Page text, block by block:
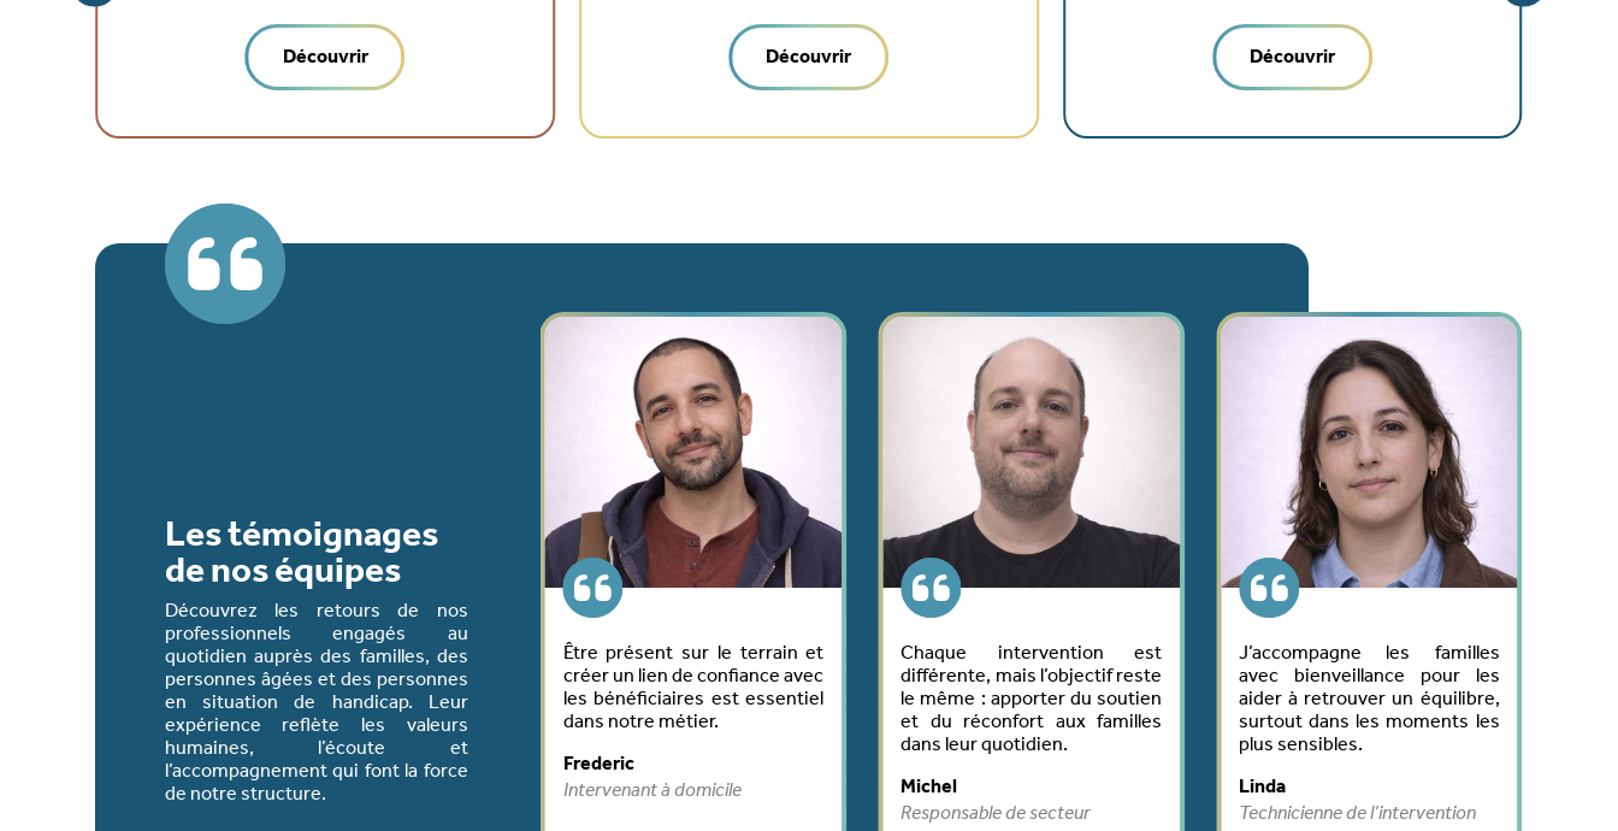
Découvrir Découvrir Découvrir
Les témoignages
de nos équipes
Découvrez les retours de nos
professionnels engagés au
quotidien auprès des familles, des
personnes âgées et des personnes
en situation de handicap. Leur
expérience reflète les valeurs
humaines, l’écoute et
l’accompagnement qui font la force
de notre structure.
J'ai rejoint L'AMFPAD au
printemps 2009 en qualité
d'agent à domicile. J'ai
découvert un métier qui a du
sens avec pour moteur
seule motivation de redonner
Être présent sur le terrain et
créer un lien de confiance avec
les bénéficiaires est essentiel
dans notre métier.
Frederic
Intervenant à domicile
Chaque intervention est
différente, mais l’objectif reste
le même : apporter du soutien
et du réconfort aux familles
Michel
J’accompagne les familles
avec bienveillance pour les
aider à retrouver un équilibre,
surtout dans les moments les
plus sensibles.
Technicienne de l’intervention